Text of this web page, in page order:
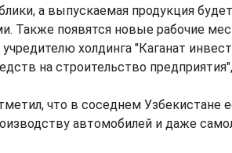
а выпускаемая продукция
Также появятся новые рабочие
учредителю холдинга "Каганат
на строительство
что в соседнем
автомобилей и даже